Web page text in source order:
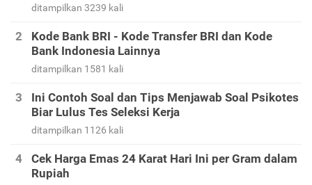
ditampilkan 3239 kali
Kode Bank BRI - Kode Transfer BRI dan Kode
Bank Indonesia Lainnya
ditampilkan 1581 kali
Ini Contoh Soal dan Tips Menjawab Soal Psikotes
Biar Lulus Tes Seleksi Kerja
ditampilkan 1126 kali
Cek Harga Emas 24 Karat Hari Ini per Gram dalam
Rupiah